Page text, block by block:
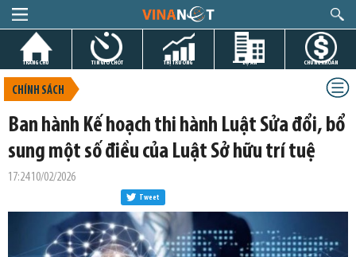
TRANG CHỦ TIN GIỜ CHÓT THỊ TRƯỜNG DỰ ÁN CHỨNG KHOÁN
CHÍNH SÁCH
Ban hành Kế hoạch thi hành Luật Sửa đổi, bổ
sung một số điều của Luật Sở hữu trí tuệ
17:24 10/02/2026
Tweet